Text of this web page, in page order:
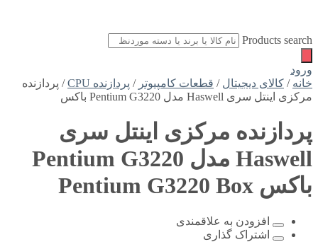
Products search
ورود
خانه / کالای دیجیتال / قطعات کامپیوتر / پردازنده CPU
/ پردازنده
مرکزی اینتل سری Haswell مدل Pentium G3220 باکس
پردازنده مرکزی اینتل سری
Haswell مدل Pentium G3220
باکس Pentium G3220 Box
افزودن به علاقمندی
اشتراک گذاری